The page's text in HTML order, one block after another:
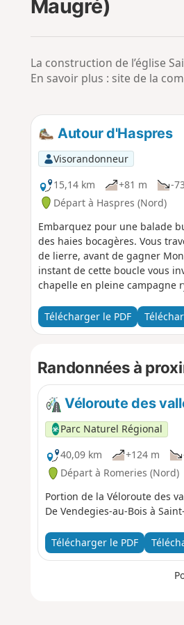
Maugré)
La construction de l’église
En savoir plus : site de la
Autour d'Haspres
Visorandonneur
15,14 km
+81 m -
Départ à Haspres (Nord)
Embarquez pour une balade
des haies bocagères. Vous
de lierre, avant de gagner
instant de cette boucle vous
chapelle en pleine campagne
Télécharger le PDF
Randonnées à
Véloroute des
Parc Naturel Régional
40,09 km
+124 m
Départ à Romeries (Nord)
Portion de la Véloroute des
De Vendegies-au-Bois à
Télécharger le PDF